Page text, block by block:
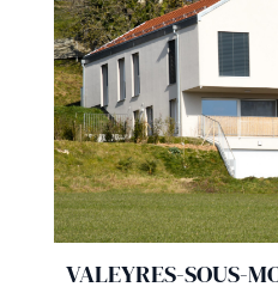
VALEYRES-SOUS-